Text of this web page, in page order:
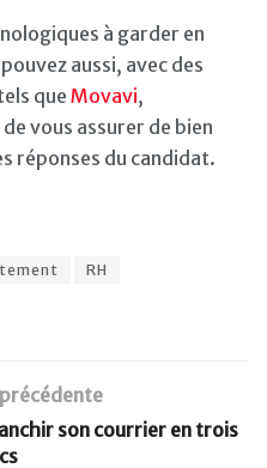
à garder en
aussi, avec des
queMovavi,
vous assurer de bien
réponses du candidat.
RH
son courrier en trois